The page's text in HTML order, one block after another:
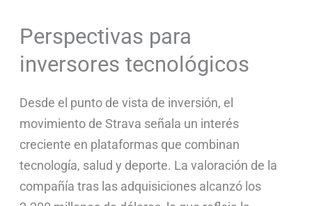
Perspectivas para
inversores tecnológicos
Desde el punto de vista de inversión, el
movimiento de Strava señala un interés
creciente en plataformas que combinan
tecnología, salud y deporte. La valoración de la
compañía tras las adquisiciones alcanzó los